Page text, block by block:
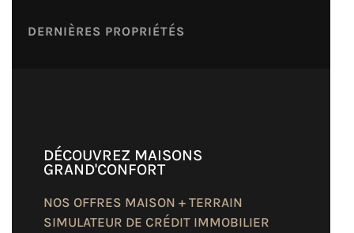
DERNIÈRES PROPRIÉTÉS
DÉCOUVREZ MAISONS
GRAND'CONFORT
NOS OFFRES MAISON + TERRAIN
SIMULATEUR DE CRÉDIT IMMOBILIER